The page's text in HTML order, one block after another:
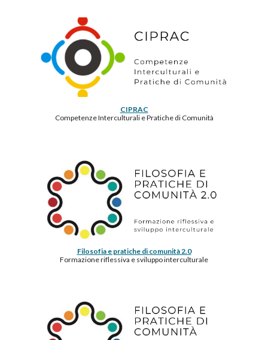
CIPRAC
Competenze Interculturali e Pratiche di Comunità
Filosofia e pratiche di comunità 2.0
Formazione riflessiva e sviluppo interculturale